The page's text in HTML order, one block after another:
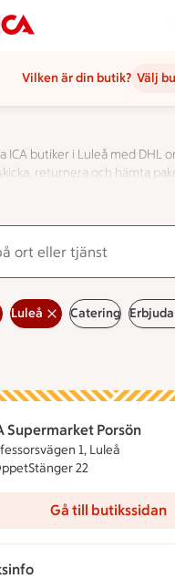
Vilken är din butik? Välj
ICA butiker i Luleå med DHL
returnera och hämta
tjänst
Luleå Catering
9 stycken
Supermarket Porsön
1, Luleå
Supermarket Porsön är
Stänger 22
Gå till butikssidan